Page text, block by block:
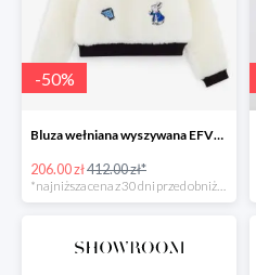
-50%
Bluza wełniana wyszywana EFVVA -50%
206.00 zł412.00 zł*